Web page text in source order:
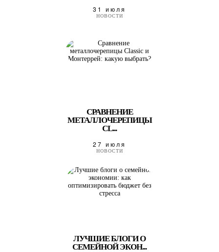
31 июля
НОВОСТИ
СРАВНЕНИЕ
МЕТАЛЛОЧЕРЕПИЦЫ
CL...
27 июля
НОВОСТИ
ЛУЧШИЕ БЛОГИ О
СЕМЕЙНОЙ ЭКОН...